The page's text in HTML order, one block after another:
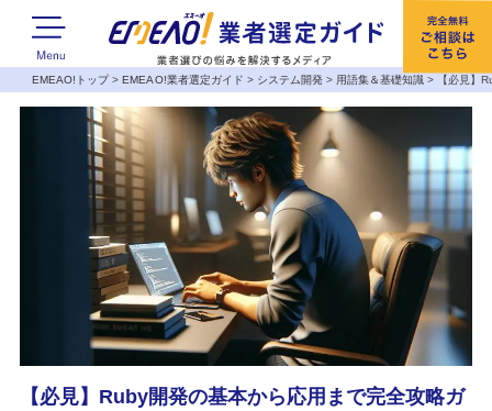
EMEAO!トップ>EMEAO!業者選定ガイド > システム開発> 用語集＆基礎知識 > 【必見】
【必見】Ruby開発の基本から応用まで完全攻略ガ